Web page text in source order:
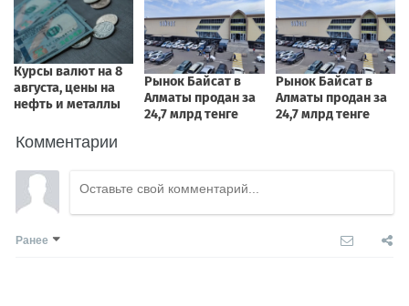
Комментарии
Ранее